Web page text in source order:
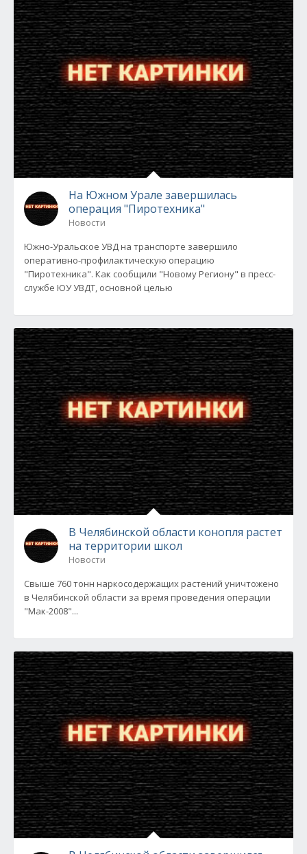
На Южном Урале завершилась
операция "Пиротехника"
Новости
Южно-Уральское УВД на транспорте завершило
оперативно-профилактическую операцию
"Пиротехника". Как сообщили "Новому Региону" в пресс-
службе ЮУ УВДТ, основной целью
В Челябинской области конопля растет
на территории школ
Новости
Свыше 760 тонн наркосодержащих растений уничтожено
в Челябинской области за время проведения операции
"Мак-2008"...